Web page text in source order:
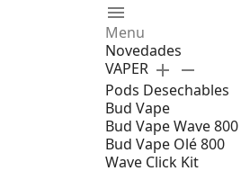
menu
Menu
Novedades
VAPER add remove
Pods Desechables
Bud Vape
Bud Vape Wave 800
Bud Vape Olé 800
Wave Click Kit